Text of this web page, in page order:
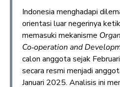
Indonesia menghadapi
orientasi luar negerinya
memasuki mekanisme
Co‑operation and
calon anggota sejak
secara resmi menjadi
Januari 2025. Analisis ini